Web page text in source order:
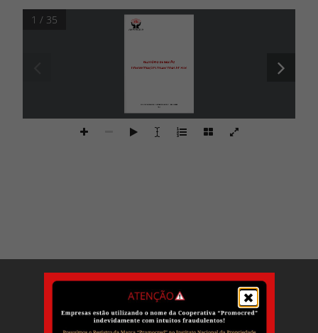
2020
RELATÓRIO DE GESTÃO
DEMONSTRAÇÕES FINANCEIRAS DE 2020
1 / 35